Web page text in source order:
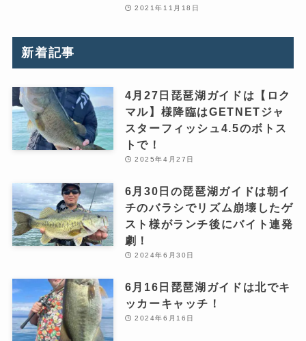
2021年11月18日
新着記事
4月27日琵琶湖ガイドは【ロク
マル】様降臨はGETNETジャ
スターフィッシュ4.5のボトス
トで！
2025年4月27日
6月30日の琵琶湖ガイドは朝イ
チのバラシでリズム崩壊したゲ
スト様がランチ後にバイト連発
劇！
2024年6月30日
6月16日琵琶湖ガイドは北でキ
ッカーキャッチ！
2024年6月16日